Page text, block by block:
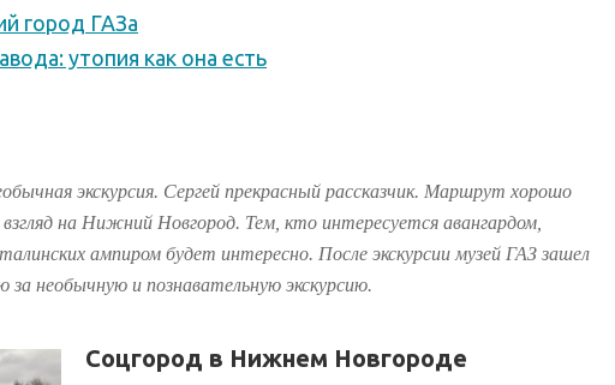
город ГАЗа
утопия как она есть
экскурсия. Сергей прекрасный рассказчик. Маршрут хорошо
на Нижний Новгород. Тем, кто интересуется авангардом,
ампиром будет интересно. После экскурсии музей ГАЗ зашел
за необычную и познавательную экскурсию.
Соцгород в Нижнем Новгороде